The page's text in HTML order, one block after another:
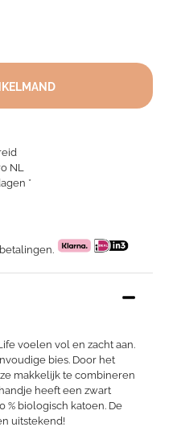
NL
*
voelen vol en zacht aan.
bies. Door het
makkelijk te combineren
heeft een zwart
% biologisch katoen. De
uitstekend!